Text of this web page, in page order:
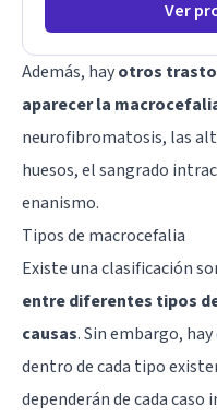
Ver
Además, hayotros
aparecer la
neurofibromatosis, las
huesos, el sangrado
enanismo.
Tipos de macrocefalia
Existe una clasificación
entre diferentes tipos
causas. Sin embargo,
dentro de cada tipo
dependerán de cada